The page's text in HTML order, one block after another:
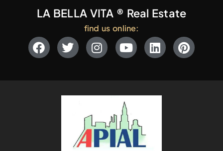
LA BELLA VITA ® Real Estate
find us online: